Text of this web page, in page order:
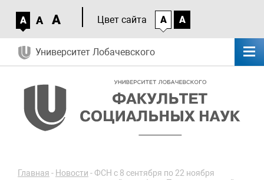
A A A Цвет сайта A A
Университет Лобачевского
Главная - Новости -ФСН с 8 сентября по 22 ноября